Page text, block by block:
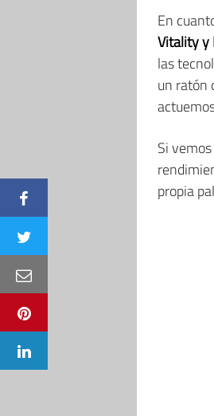
En
Vitality y
las
un ratón
Si
propia